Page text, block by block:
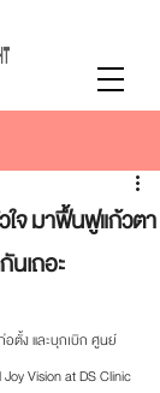
ใจ มาฟื้นฟูแก้วตา
นเถอะ
ตั้ง และบุกเบิก ศูนย์
Vision at DS Clinic